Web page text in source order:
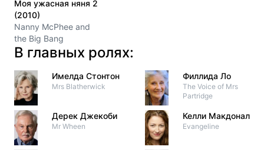
Моя ужасная няня 2
(2010)
Nanny McPhee and
the Big Bang
В главных ролях:
Имелда Стонтон
Mrs Blatherwick
Дерек Джекоби
Mr Wheen
Филлида Ло
The Voice of Mrs
Partridge
Келли Макдоналд
Evangeline